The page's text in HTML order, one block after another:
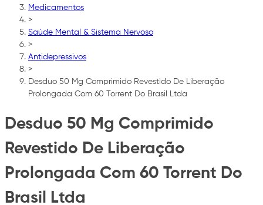
Medicamentos
>
Saúde Mental & Sistema Nervoso
>
Antidepressivos
>
Desduo 50 Mg Comprimido Revestido De Liberação
Prolongada Com 60 Torrent Do Brasil Ltda
Desduo 50 Mg Comprimido
Revestido De Liberação
Prolongada Com 60 Torrent Do
Brasil Ltda